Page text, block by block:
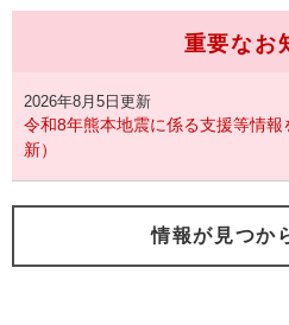
重要なお
2026年8月5日更新
令和8年熊本地震に係る支援等情
新）
情報が見つか